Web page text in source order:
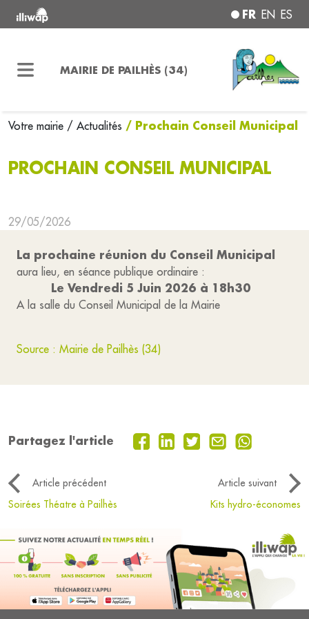
FR EN ES
MAIRIE DE PAILHÈS (34)
Votre mairie / Actualités / Prochain Conseil Municipal
PROCHAIN CONSEIL MUNICIPAL
29/05/2026
La prochaine réunion du Conseil Municipal
aura lieu, en séance publique ordinaire :
Le Vendredi 5 Juin 2026 à 18h30
A la salle du Conseil Municipal de la Mairie
Source : Mairie de Pailhès (34)
Partagez l'article
Article précédent
Article suivant
Soirées Théatre à Pailhès
Kits hydro-économes